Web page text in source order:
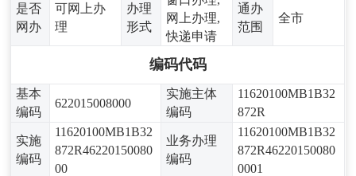
是否
网办
可网上办
理
办理
形式
网上办理,
快递申请
通办
范围
全市
编码代码
基本
编码
622015008000
实施主体
编码
11620100MB1B32
872R
实施
编码
11620100MB1B32
872R46220150080
00
业务办理
编码
11620100MB1B32
872R46220150080
0001